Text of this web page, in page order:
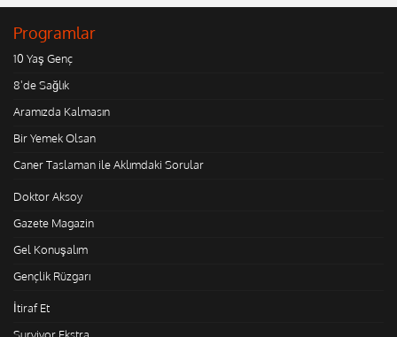
Programlar
10 Yaş Genç
8'de Sağlık
Aramızda Kalmasın
Bir Yemek Olsan
Caner Taslaman ile Aklımdaki Sorular
Doktor Aksoy
Gazete Magazin
Gel Konuşalım
Gençlik Rüzgarı
İtiraf Et